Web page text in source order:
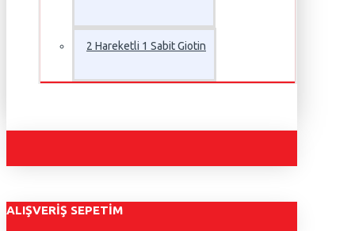
2 Hareketli 1 Sabit Giotin
ALIŞVERIŞ SEPETIM